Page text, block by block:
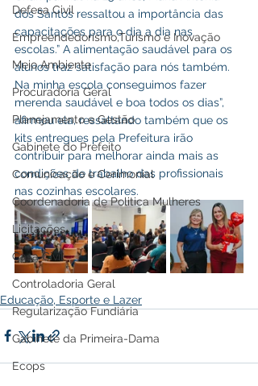
Defesa Civil
Empreendedorismo,Turismo e Inovação
Meio Ambiente
Procuradoria Geral
Planejamento e Gestão
Gabinete do Prefeito
Comunicação e Cerimonial
Coordenadoria de Politica Mulheres
Licitações
Casa Civil
Controladoria Geral
Regularização Fundiária
Gabinete da Primeira-Dama
Ecops
dos Santos ressaltou a importância das
capacitações para o dia a dia nas
escolas.” A alimentação saudável para os
alunos traz satisfação para nós também.
Na minha escola conseguimos fazer
merenda saudável e boa todos os dias”,
afirmou ela, ressaltando também que os
kits entregues pela Prefeitura irão
contribuir para melhorar ainda mais as
condições de trabalho das profissionais
nas cozinhas escolares.
Educação, Esporte e Lazer